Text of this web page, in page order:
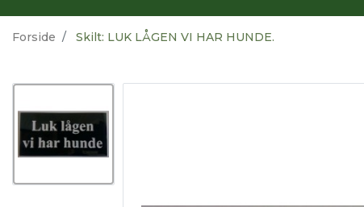
Forside Skilt: LUK LÅGEN VI HAR HUNDE.